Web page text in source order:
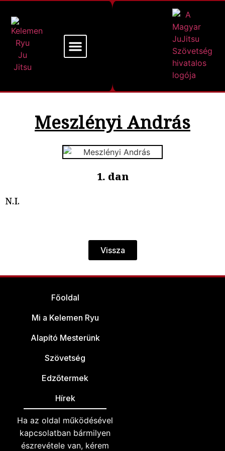
Meszlényi András
1. dan
N.I.
Vissza
Főoldal
Mi a Kelemen Ryu
Alapító Mesterünk
Szövetség
Edzőtermek
Hírek
Ha az oldal működésével
kapcsolatban bármilyen
észrevétele van, kérem